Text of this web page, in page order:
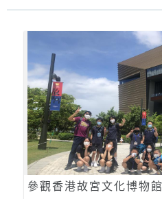
參觀香港故宮文化博物館